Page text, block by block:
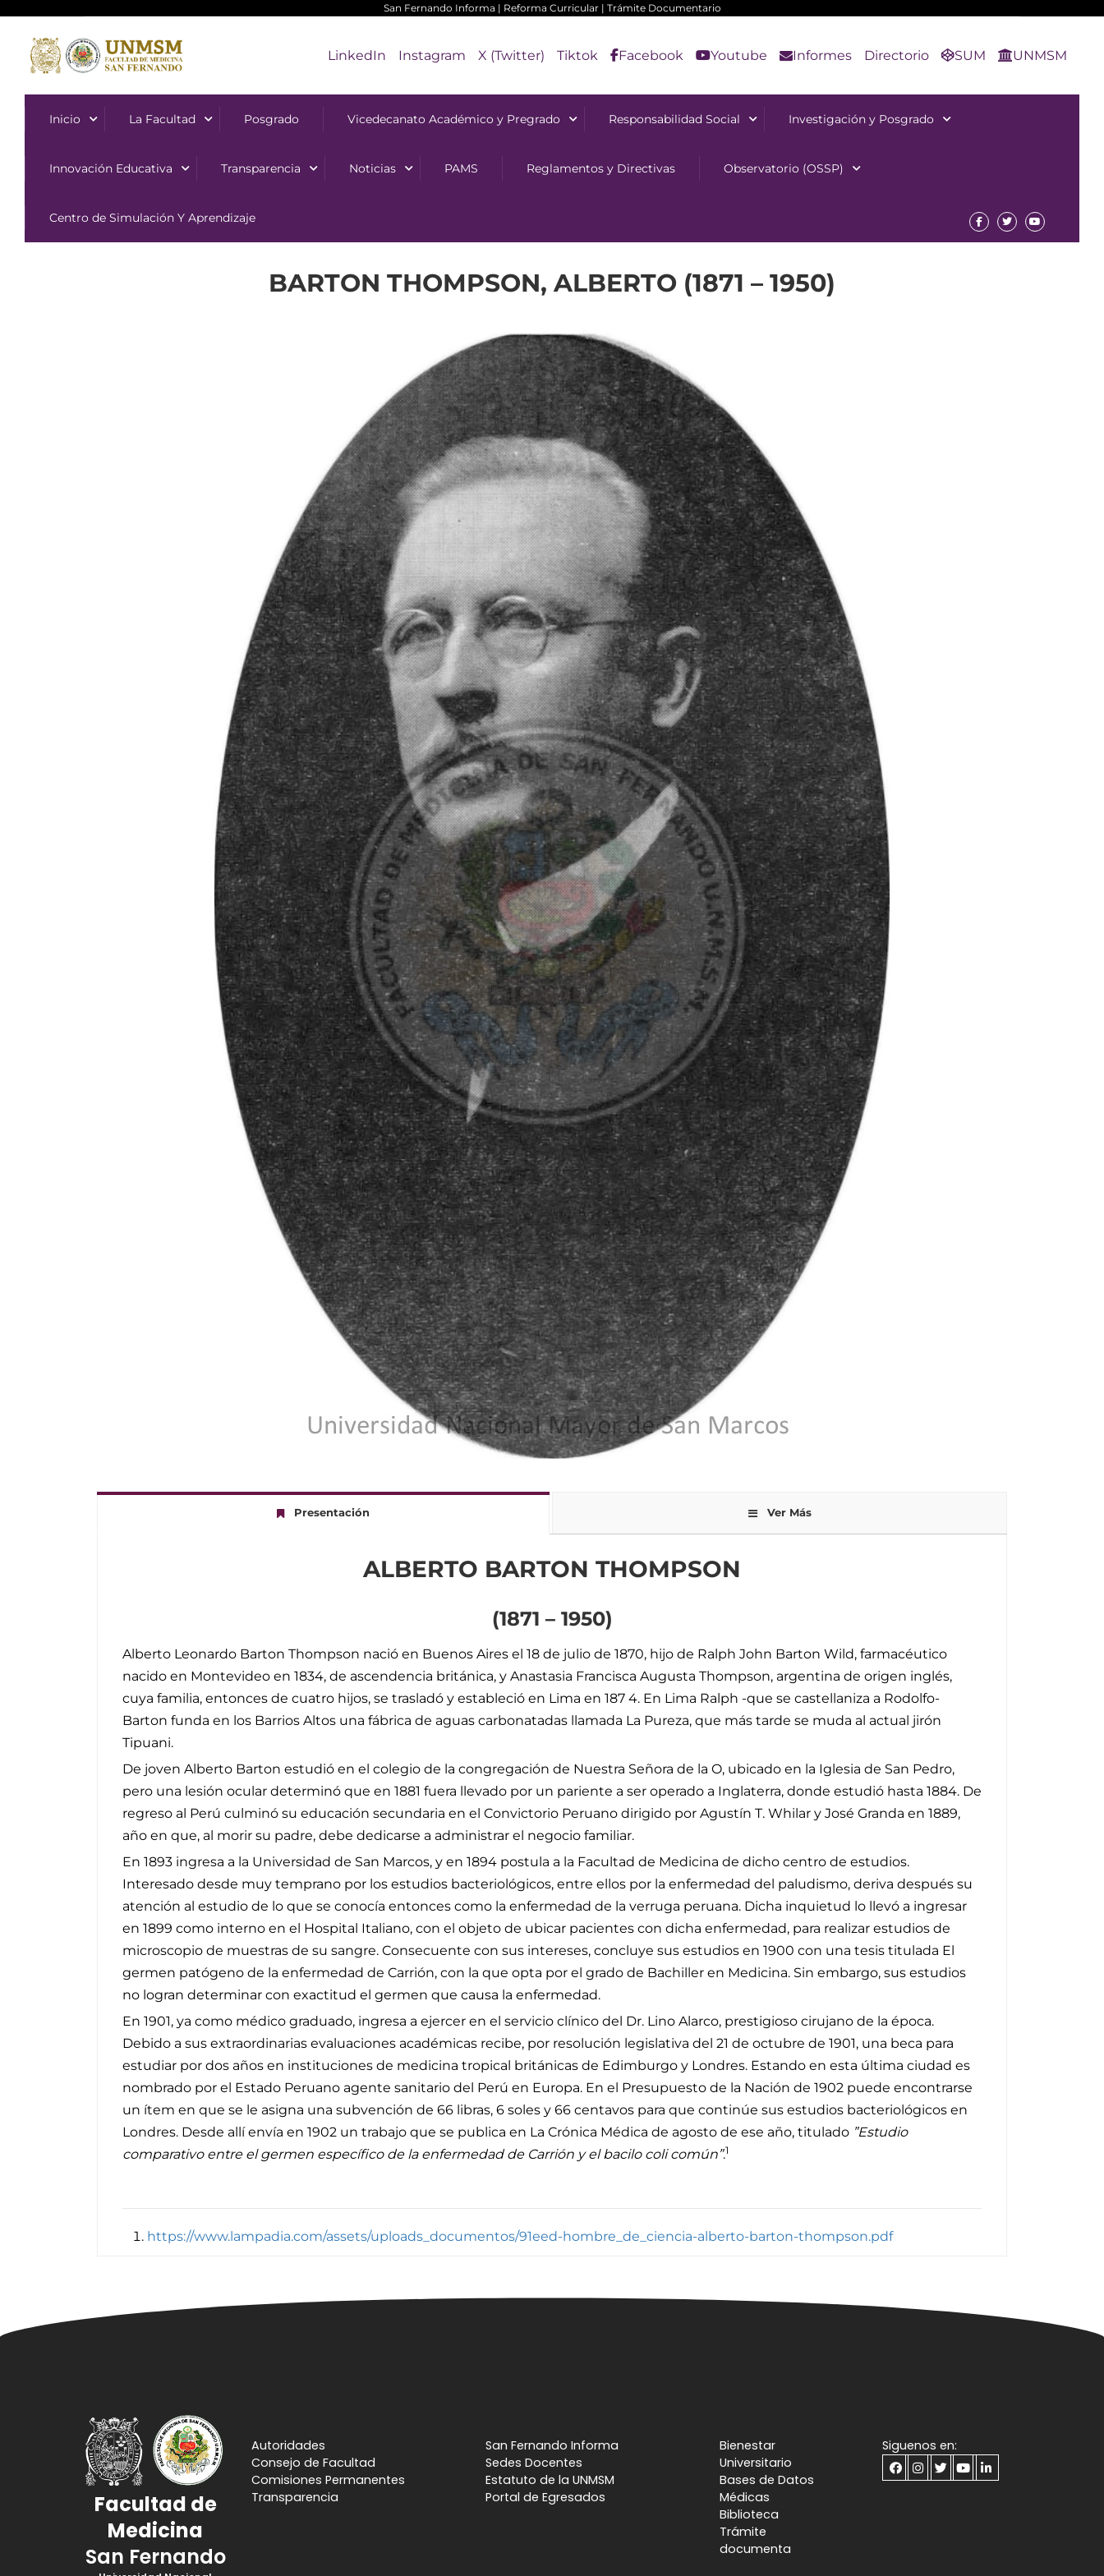
San Fernando Informa | Reforma Curricular| Trámite Documentario
LinkedIn Instagram X (Twitter) Tiktok Facebook Youtube Informes Directorio SUM UNMSM
Inicio La Facultad Posgrado Vicedecanato Académico y Pregrado Responsabilidad Social Investigación y Posgrado
Innovación Educativa Transparencia Noticias PAMS Reglamentos y Directivas Observatorio (OSSP)
Centro de Simulación Y Aprendizaje
BARTON THOMPSON, ALBERTO (1871 – 1950)
Presentación Ver Más
ALBERTO BARTON THOMPSON
(1871 – 1950)
Alberto Leonardo Barton Thompson nació en Buenos Aires el 18 de julio de 1870, hijo de Ralph John Barton Wild, farmacéutico
nacido en Montevideo en 1834, de ascendencia británica, y Anastasia Francisca Augusta Thompson, argentina de origen inglés,
cuya familia, entonces de cuatro hijos, se trasladó y estableció en Lima en 187 4. En Lima Ralph -que se castellaniza a Rodolfo-
Barton funda en los Barrios Altos una fábrica de aguas carbonatadas llamada La Pureza, que más tarde se muda al actual jirón
Tipuani.
De joven Alberto Barton estudió en el colegio de la congregación de Nuestra Señora de la O, ubicado en la Iglesia de San Pedro,
pero una lesión ocular determinó que en 1881 fuera llevado por un pariente a ser operado a Inglaterra, donde estudió hasta 1884. De
regreso al Perú culminó su educación secundaria en el Convictorio Peruano dirigido por Agustín T. Whilar y José Granda en 1889,
año en que, al morir su padre, debe dedicarse a administrar el negocio familiar.
En 1893 ingresa a la Universidad de San Marcos, y en 1894 postula a la Facultad de Medicina de dicho centro de estudios.
Interesado desde muy temprano por los estudios bacteriológicos, entre ellos por la enfermedad del paludismo, deriva después su
atención al estudio de lo que se conocía entonces como la enfermedad de la verruga peruana. Dicha inquietud lo llevó a ingresar
en 1899 como interno en el Hospital Italiano, con el objeto de ubicar pacientes con dicha enfermedad, para realizar estudios de
microscopio de muestras de su sangre. Consecuente con sus intereses, concluye sus estudios en 1900 con una tesis titulada El
germen patógeno de la enfermedad de Carrión, con la que opta por el grado de Bachiller en Medicina. Sin embargo, sus estudios
no logran determinar con exactitud el germen que causa la enfermedad.
En 1901, ya como médico graduado, ingresa a ejercer en el servicio clínico del Dr. Lino Alarco, prestigioso cirujano de la época.
Debido a sus extraordinarias evaluaciones académicas recibe, por resolución legislativa del 21 de octubre de 1901, una beca para
estudiar por dos años en instituciones de medicina tropical británicas de Edimburgo y Londres. Estando en esta última ciudad es
nombrado por el Estado Peruano agente sanitario del Perú en Europa. En el Presupuesto de la Nación de 1902 puede encontrarse
un ítem en que se le asigna una subvención de 66 libras, 6 soles y 66 centavos para que continúe sus estudios bacteriológicos en
Londres. Desde allí envía en 1902 un trabajo que se publica en La Crónica Médica de agosto de ese año, titulado ”Estudio
comparativo entre el germen específico de la enfermedad de Carrión y el bacilo coli común”.1
https://www.lampadia.com/assets/uploads_documentos/91eed-hombre_de_ciencia-alberto-barton-thompson.pdf
Facultad de
Medicina
San Fernando
Autoridades
Consejo de Facultad
Comisiones Permanentes
Transparencia
San Fernando Informa
Sedes Docentes
Estatuto de la UNMSM
Portal de Egresados
Bienestar
Universitario
Bases de Datos
Médicas
Biblioteca
Trámite
documenta
Siguenos en: